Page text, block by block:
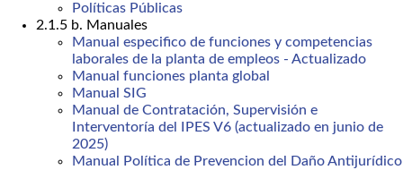
Políticas Públicas
2.1.5 b. Manuales
Manual especifico de funciones y competencias
laborales de la planta de empleos - Actualizado
Manual funciones planta global
Manual SIG
Manual de Contratación, Supervisión e
Interventoría del IPES V6 (actualizado en junio de
2025)
Manual Política de Prevencion del Daño Antijurídico